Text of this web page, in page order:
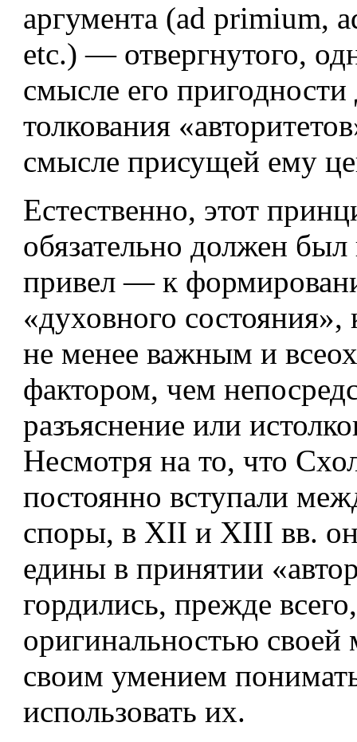
аргумента (ad primium,
etc.) — отвергнутого,
смысле его пригодности
толкования
смысле присущей ему
Естественно, этот
обязательно должен
привел — к
«духовного состояния»,
не менее важным и
фактором, чем
разъяснение или
Несмотря на то, что
постоянно вступали
споры, в XII и XIII вв.
едины в принятии
гордились, прежде
оригинальностью своей
своим умением
использовать их.